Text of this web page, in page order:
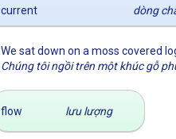
current dòng
We sat down on a moss covered
Chúng tôi ngồi trên một khúc gỗ
flow lưu lượng